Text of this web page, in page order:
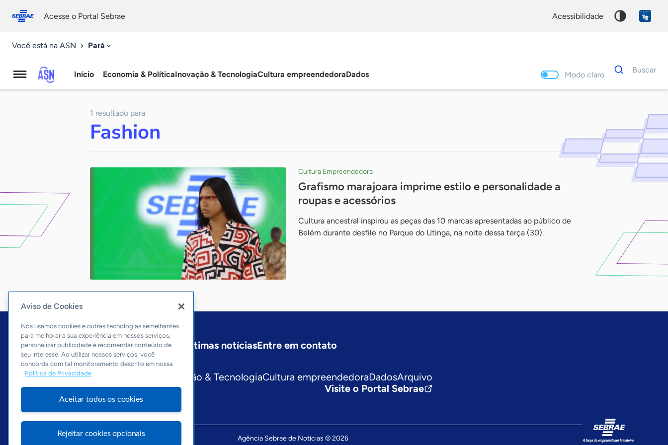
conosco
Acesse o Portal Sebrae acessibilidade
Você está na ASN Pará
Agência
Notícias
Início Economia & PolíticaInovação & TecnologiaCultura empreendedoraDados Modo claro
Dados
para
Buscar
1 resultado para
Fashion
Cultura Empreendedora
Grafismo marajoara imprime estilo e personalidade a
roupas e acessórios
Cultura ancestral inspirou as peças das 10 marcas apresentadas ao público de
Belém durante desfile no Parque do Utinga, na noite dessa terça (30).
InícioPará Sobre a ASN Últimas notíciasEntre em contato
Editorias
Economia & Política
Inovação & TecnologiaCultura empreendedoraDadosArquivo
Visite o Portal Sebrae
Agência Sebrae de Notícias © 2026
Aviso de Cookies
Nós usamos cookies e outras tecnologias semelhantes
para melhorar a sua experiência em nossos serviços,
personalizar publicidade e recomendar conteúdo de
seu interesse. Ao utilizar nossos serviços, você
concorda com tal monitoramento descrito em nossa
Política de Privacidade
Aceitar todos os cookies
Rejeitar cookies opcionais